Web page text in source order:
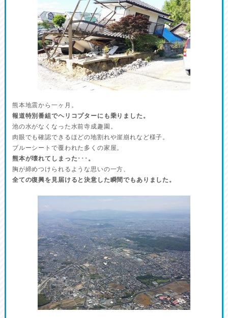
熊本地震から一ヶ月。
報道特別番組でヘリコプターにも乗りました。
池の水がなくなった水前寺成趣園。
肉眼でも確認できるほどの地割れや崖崩れなど様子。
ブルーシートで覆われた多くの家屋。
熊本が壊れてしまった･･･。
胸が締めつけられるような思いの一方、
全ての復興を見届けると決意した瞬間でもありました。